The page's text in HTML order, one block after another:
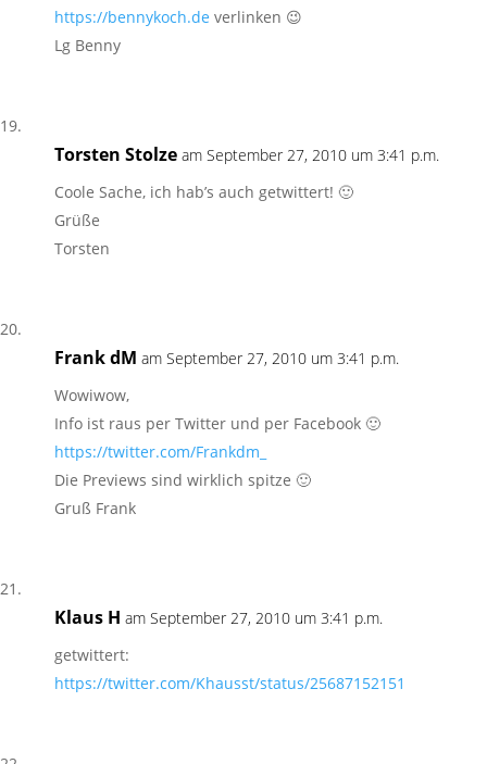
https://bennykoch.de verlinken 😉
Lg Benny
Torsten Stolze am September 27, 2010 um 3:41 p.m.
Coole Sache, ich hab’s auch getwittert! 🙂
Grüße
Torsten
Frank dM am September 27, 2010 um 3:41 p.m.
Wowiwow,
Info ist raus per Twitter und per Facebook 🙂
https://twitter.com/Frankdm_
Die Previews sind wirklich spitze 🙂
Gruß Frank
Klaus H am September 27, 2010 um 3:41 p.m.
getwittert:
https://twitter.com/Khausst/status/25687152151